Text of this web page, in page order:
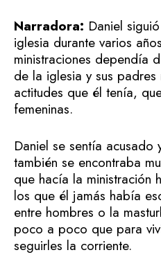
Narradora: Daniel
iglesia durante varios
ministraciones dependía
de la iglesia y sus
actitudes que él tenía,
femeninas.
Daniel se sentía acusado
también se encontraba
que hacía la ministración
los que él jamás había
entre hombres o la
poco a poco que para
seguirles la corriente.